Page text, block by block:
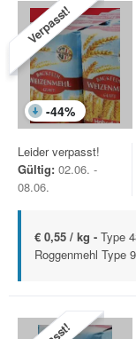
Verpasst!
-44%
Leider verpasst!
Gültig: 02.06. -
08.06.
€ 0,55 / kg - Type
Roggenmehl Type